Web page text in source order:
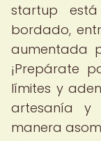
startup
bordado,
aumentada
¡Prepárate
límites y
artesanía y
manera